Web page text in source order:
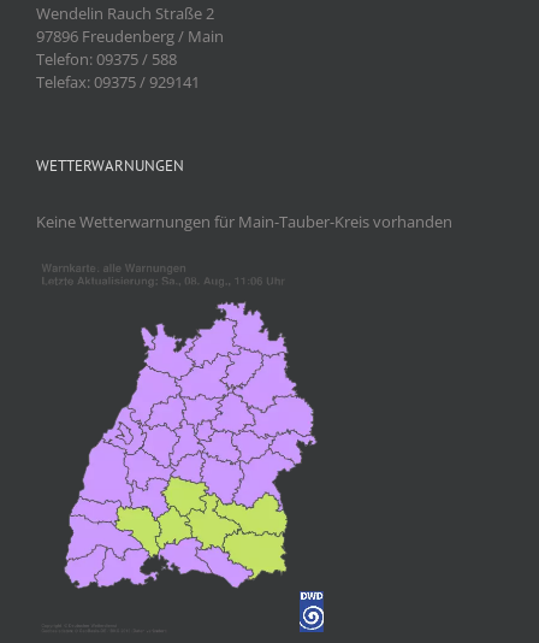
Wendelin Rauch Straße 2
97896 Freudenberg / Main
Telefon: 09375 / 588
Telefax: 09375 / 929141
WETTERWARNUNGEN
Keine Wetterwarnungen für Main-Tauber-Kreis vorhanden